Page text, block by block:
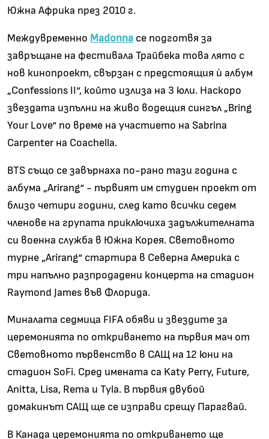
Южна Африка през 2010 г.
Междувременно Madonna се подготвя за
завръщане на фестивала Трайбека това лято с
нов кинопроект, свързан с предстоящия ѝ албум
„Confessions II“, който излиза на 3 юли. Наскоро
звездата изпълни на живо водещия сингъл „Bring
Your Love“ по време на участието на Sabrina
Carpenter на Coachella.
BTS също се завърнаха по-рано тази година с
албума „Arirang“ - първият им студиен проект от
близо четири години, след като всички седем
членове на групата приключиха задължителната
си военна служба в Южна Корея. Световното
турне „Arirang“ стартира в Северна Америка с
три напълно разпродадени концерта на стадион
Raymond James във Флорида.
Миналата седмица FIFA обяви и звездите за
церемонията по откриването на първия мач от
Световното първенство в САЩ на 12 юни на
стадион SoFi. Сред имената са Katy Perry, Future,
Anitta, Lisa, Rema и Tyla. В първия двубой
домакинът САЩ ще се изправи срещу Парагвай.
В Канада церемонията по откриването ще